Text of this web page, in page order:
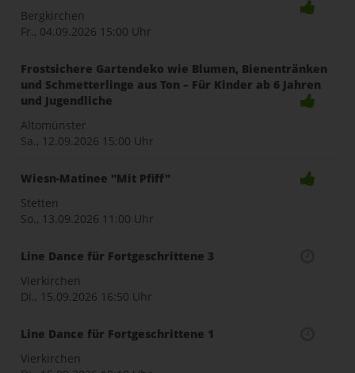
Bergkirchen
Fr., 04.09.2026 15:00 Uhr
Frostsichere Gartendeko wie Blumen, Bienentränken
und Schmetterlinge aus Ton – Für Kinder ab 6 Jahren
und Jugendliche
Altomünster
Sa., 12.09.2026 15:00 Uhr
Wiesn-Matinee "Mit Pfiff"
Stetten
So., 13.09.2026 11:00 Uhr
Line Dance für Fortgeschrittene 3
Vierkirchen
Di., 15.09.2026 16:50 Uhr
Line Dance für Fortgeschrittene 1
Vierkirchen